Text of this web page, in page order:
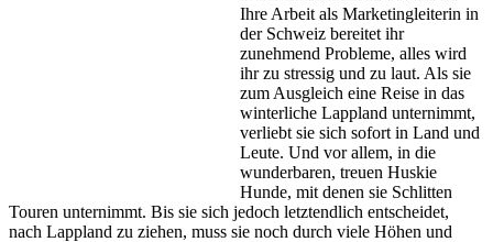
Ihre Arbeit als Marketingleiterin in
der Schweiz bereitet ihr
zunehmend Probleme, alles wird
ihr zu stressig und zu laut. Als sie
zum Ausgleich eine Reise in das
winterliche Lappland unternimmt,
verliebt sie sich sofort in Land und
Leute. Und vor allem, in die
wunderbaren, treuen Huskie
Hunde, mit denen sie Schlitten
Touren unternimmt. Bis sie sich jedoch letztendlich entscheidet,
nach Lappland zu ziehen, muss sie noch durch viele Höhen und